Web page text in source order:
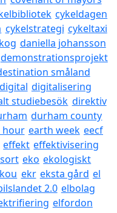
cykeldagen
cykelstrategi cykeltaxi
daniella johansson
demonstrationsprojekt
småland
digital digitalisering
studiebesök direktiv
durham county
hour earth week eecf
effekt effektivisering
eko ekologiskt
ekr eksta gård el
2.0 elbolag
elfordon